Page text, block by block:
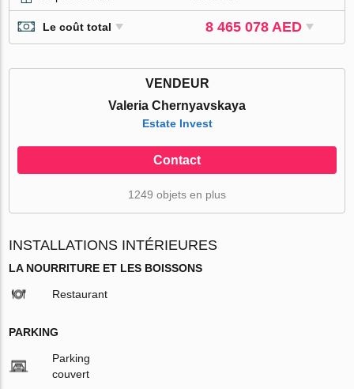
Le coût total 8 465 078 AED
VENDEUR
Valeria Chernyavskaya
Estate Invest
Contact
1249 objets en plus
INSTALLATIONS INTÉRIEURES
LA NOURRITURE ET LES BOISSONS
Restaurant
PARKING
Parking
couvert